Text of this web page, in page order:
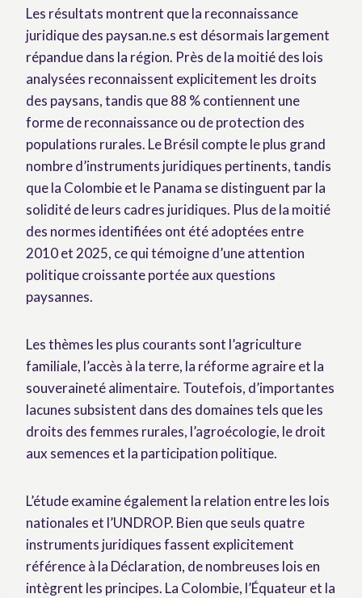
Les résultats montrent que la reconnaissance
juridique des paysan.ne.s est désormais largement
répandue dans la région. Près de la moitié des lois
analysées reconnaissent explicitement les droits
des paysans, tandis que 88 % contiennent une
forme de reconnaissance ou de protection des
populations rurales. Le Brésil compte le plus grand
nombre d’instruments juridiques pertinents, tandis
que la Colombie et le Panama se distinguent par la
solidité de leurs cadres juridiques. Plus de la moitié
des normes identifiées ont été adoptées entre
2010 et 2025, ce qui témoigne d’une attention
politique croissante portée aux questions
paysannes.
Les thèmes les plus courants sont l’agriculture
familiale, l’accès à la terre, la réforme agraire et la
souveraineté alimentaire. Toutefois, d’importantes
lacunes subsistent dans des domaines tels que les
droits des femmes rurales, l’agroécologie, le droit
aux semences et la participation politique.
L’étude examine également la relation entre les lois
nationales et l’UNDROP. Bien que seuls quatre
instruments juridiques fassent explicitement
référence à la Déclaration, de nombreuses lois en
intègrent les principes. La Colombie, l’Équateur et la